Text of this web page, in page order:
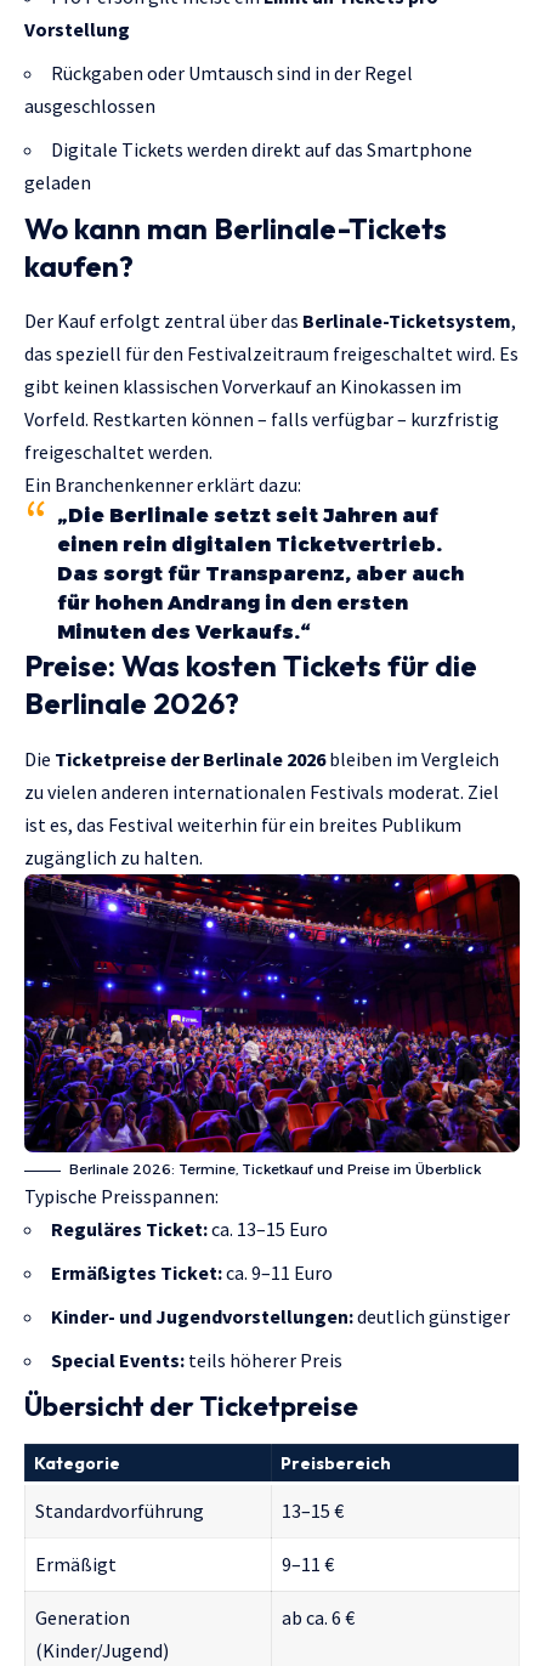
Vorstellung
Rückgaben oder Umtausch sind in der Regel
ausgeschlossen
Digitale Tickets werden direkt auf das Smartphone
geladen
Wo kann man Berlinale-Tickets
kaufen?
Der Kauf erfolgt zentral über das Berlinale-Ticketsystem,
das speziell für den Festivalzeitraum freigeschaltet wird. Es
gibt keinen klassischen Vorverkauf an Kinokassen im
Vorfeld. Restkarten können – falls verfügbar – kurzfristig
freigeschaltet werden.
Ein Branchenkenner erklärt dazu:
„Die Berlinale setzt seit Jahren auf
einen rein digitalen Ticketvertrieb.
Das sorgt für Transparenz, aber auch
für hohen Andrang in den ersten
Minuten des Verkaufs.“
Preise: Was kosten Tickets für die
Berlinale 2026?
Die Ticketpreise der Berlinale 2026bleiben im Vergleich
zu vielen anderen internationalen Festivals moderat. Ziel
ist es, das Festival weiterhin für ein breites Publikum
zugänglich zu halten.
Berlinale 2026: Termine, Ticketkauf und Preise im Überblick
Typische Preisspannen:
Reguläres Ticket:ca. 13–15 Euro
Ermäßigtes Ticket:ca. 9–11 Euro
Kinder- und Jugendvorstellungen:deutlich günstiger
Special Events: teils höherer Preis
Übersicht der Ticketpreise
Kategorie Preisbereich
Standardvorführung 13–15 €
Ermäßigt 9–11 €
Generation
(Kinder/Jugend)
ab ca. 6 €